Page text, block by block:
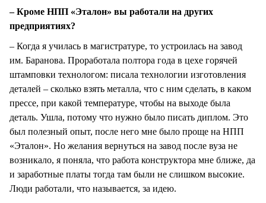
– Кроме НПП «Эталон» вы работали на других
предприятиях?
– Когда я училась в магистратуре, то устроилась на завод
им. Баранова. Проработала полтора года в цехе горячей
штамповки технологом: писала технологии изготовления
деталей – сколько взять металла, что с ним сделать, в каком
прессе, при какой температуре, чтобы на выходе была
деталь. Ушла, потому что нужно было писать диплом. Это
был полезный опыт, после него мне было проще на НПП
«Эталон». Но желания вернуться на завод после вуза не
возникало, я поняла, что работа конструктора мне ближе, да
и заработные платы тогда там были не слишком высокие.
Люди работали, что называется, за идею.